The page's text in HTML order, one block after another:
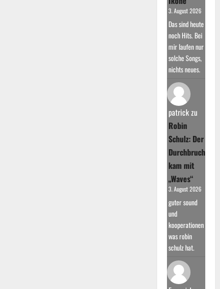
3. August 2026
Das sind heute
noch Hits. Bei
mir laufen nur
solche Songs,
nichts neues.
patrickzu
Robin
Schulz: Der
Durchbruch
kam mit
„Waves“
3. August 2026
guter sound
und
kooperationen
was robin
schulz hat.